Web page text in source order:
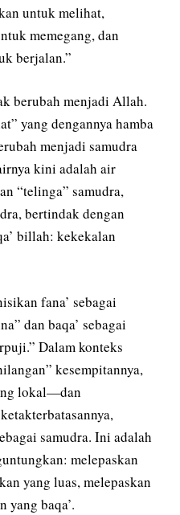
untuk melihat,
memegang, dan
berjalan.”
berubah menjadi Allah.
yang dengannya hamba
menjadi samudra
kini adalah air
“telinga” samudra,
bertindak dengan
billah: kekekalan
fana’ sebagai
dan baqa’ sebagai
Dalam konteks
kesempitannya,
lokal—dan
samudra. Ini adalah
melepaskan
yang luas, melepaskan
yang baqa’.